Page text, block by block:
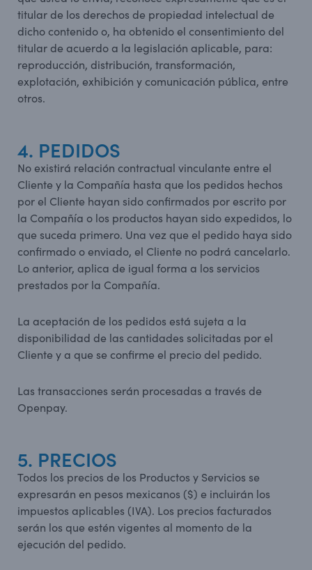
titular de los derechos de propiedad intelectual de
dicho contenido o, ha obtenido el consentimiento del
titular de acuerdo a la legislación aplicable, para:
reproducción, distribución, transformación,
explotación, exhibición y comunicación pública, entre
otros.
4. PEDIDOS
No existirá relación contractual vinculante entre el
Cliente y la Compañía hasta que los pedidos hechos
por el Cliente hayan sido confirmados por escrito por
la Compañía o los productos hayan sido expedidos, lo
que suceda primero. Una vez que el pedido haya sido
confirmado o enviado, el Cliente no podrá cancelarlo.
Lo anterior, aplica de igual forma a los servicios
prestados por la Compañía.
La aceptación de los pedidos está sujeta a la
disponibilidad de las cantidades solicitadas por el
Cliente y a que se confirme el precio del pedido.
Las transacciones serán procesadas a través de
Openpay.
5. PRECIOS
Todos los precios de los Productos y Servicios se
expresarán en pesos mexicanos ($) e incluirán los
impuestos aplicables (IVA). Los precios facturados
serán los que estén vigentes al momento de la
ejecución del pedido.